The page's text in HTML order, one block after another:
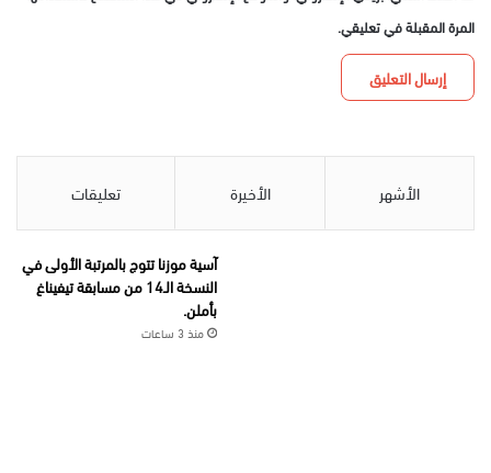
المرة المقبلة في تعليقي.
الأشهر الأخيرة تعليقات
آسية موزنا تتوج بالمرتبة الأولى في
النسخة الـ14 من مسابقة تيفيناغ
بأملن.
منذ 3 ساعات